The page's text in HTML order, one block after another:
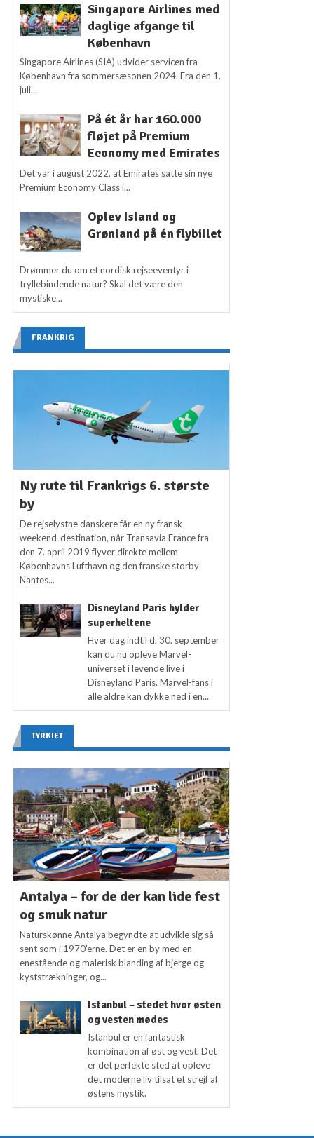
Singapore Airlines med
daglige afgange til
København
Singapore Airlines (SIA) udvider servicen fra
København fra sommersæsonen 2024. Fra den 1.
juli...
På ét år har 160.000
fløjet på Premium
Economy med Emirates
Det var i august 2022, at Emirates satte sin nye
Premium Economy Class i...
Oplev Island og
Grønland på én flybillet
Drømmer du om et nordisk rejseeventyr i
tryllebindende natur? Skal det være den
mystiske...
FRANKRIG
Ny rute til Frankrigs 6. største
by
De rejselystne danskere får en ny fransk
weekend-destination, når Transavia France fra
den 7. april 2019 flyver direkte mellem
Københavns Lufthavn og den franske storby
Nantes...
Disneyland Paris hylder
superheltene
Hver dag indtil d. 30. september
kan du nu opleve Marvel-
universet i levende live i
Disneyland Paris. Marvel-fans i
alle aldre kan dykke ned i en...
TYRKIET
Antalya – for de der kan lide fest
og smuk natur
Naturskønne Antalya begyndte at udvikle sig så
sent som i 1970’erne. Det er en by med en
enestående og malerisk blanding af bjerge og
kyststrækninger, og...
Istanbul – stedet hvor østen
og vesten mødes
Istanbul er en fantastisk
kombination af øst og vest. Det
er det perfekte sted at opleve
det moderne liv tilsat et strejf af
østens mystik.